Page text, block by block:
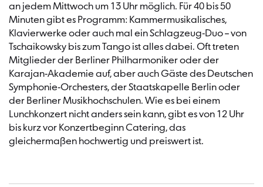
an jedem Mittwoch um 13 Uhr möglich. Für 40 bis 50
Minuten gibt es Programm: Kammermusikalisches,
Klavierwerke oder auch mal ein Schlagzeug-Duo – von
Tschaikowsky bis zum Tango ist alles dabei. Oft treten
Mitglieder der Berliner Philharmoniker oder der
Karajan-Akademie auf, aber auch Gäste des Deutschen
Symphonie-Orchesters, der Staatskapelle Berlin oder
der Berliner Musikhochschulen. Wie es bei einem
Lunchkonzert nicht anders sein kann, gibt es von 12 Uhr
bis kurz vor Konzertbeginn Catering, das
gleichermaßen hochwertig und preiswert ist.